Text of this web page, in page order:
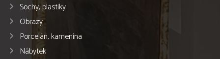
Sochy, plastiky
Obrazy
Porcelán, kamenina
Nábytek